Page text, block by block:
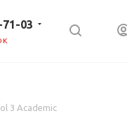
71-03
3 Academic